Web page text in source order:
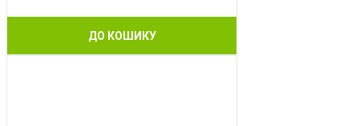
ДО КОШИКУ